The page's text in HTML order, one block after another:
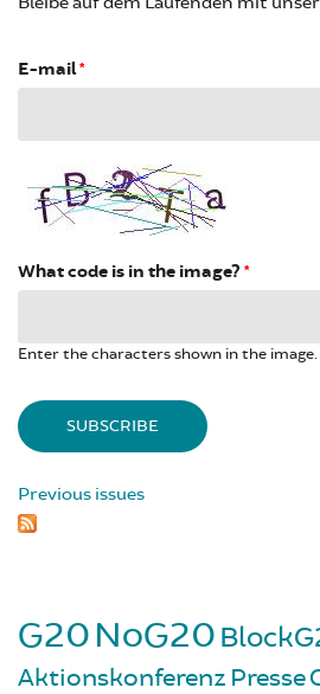
E-mail*
What code is in the image? *
Enter the characters shown in the image.
Previous issues
G20NoG20
Aktionskonferenz Presse